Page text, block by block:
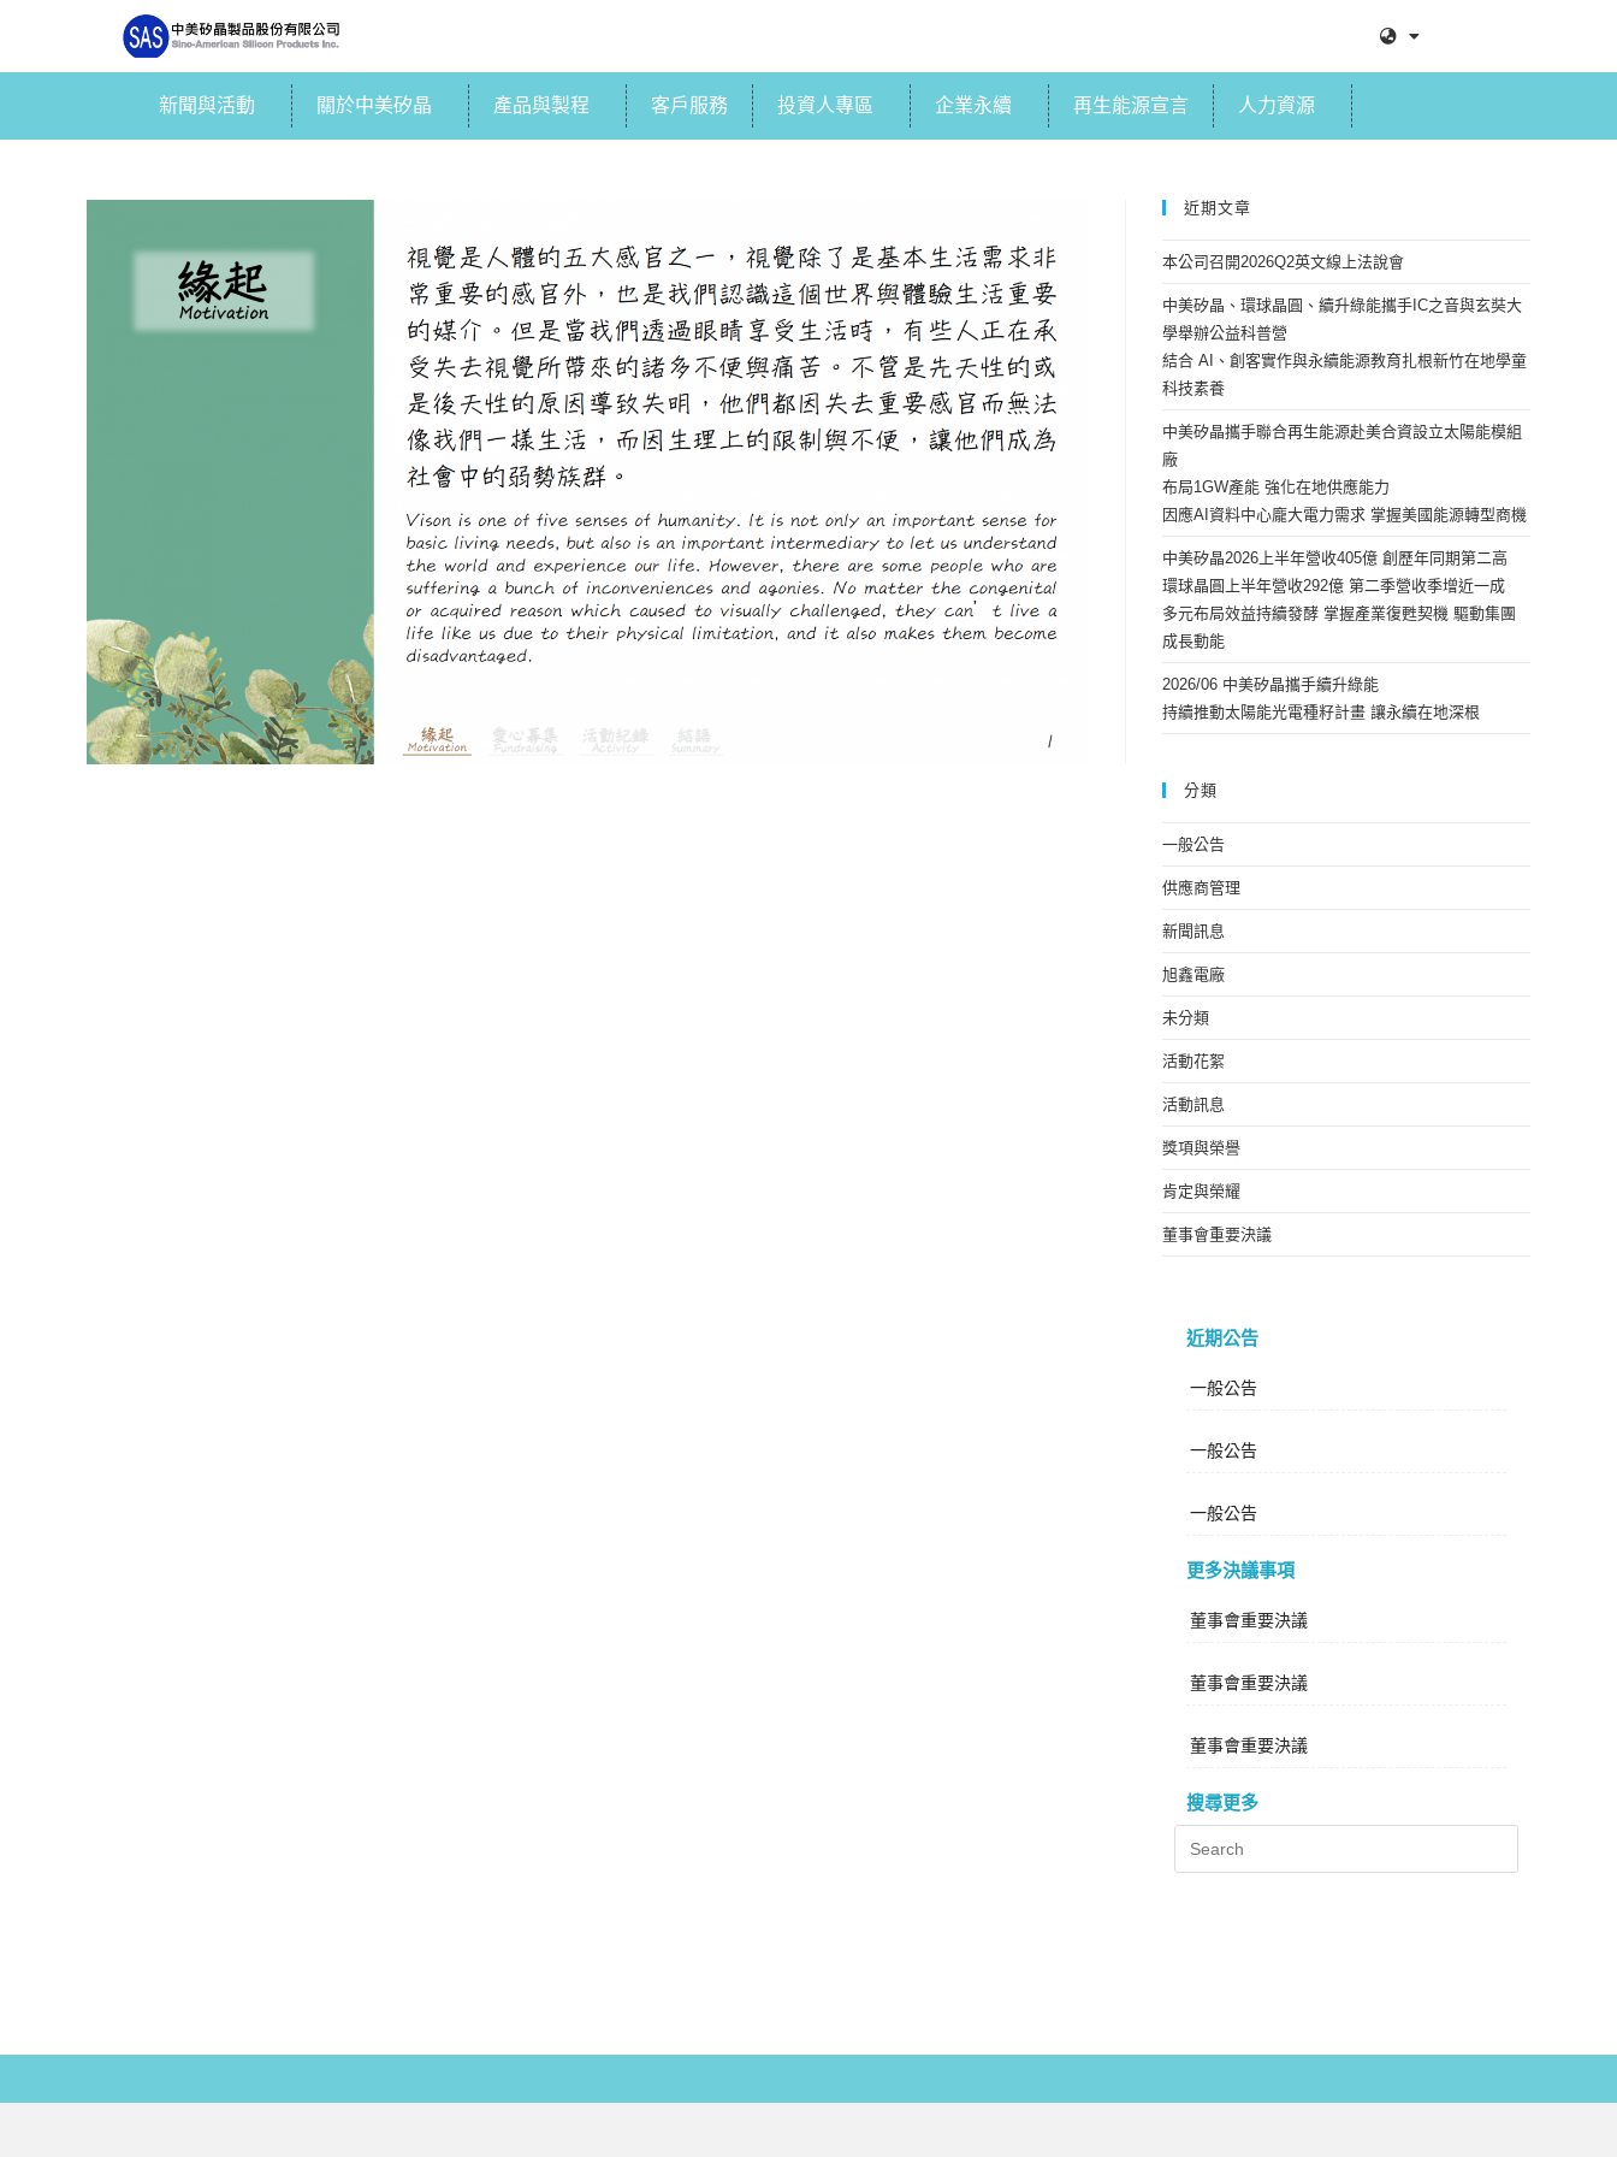
新聞與活動 關於中美矽晶 產品與製程 客戶服務 投資人專區 企業永續 再生能源宣言 人力資源
近期文章
本公司召開2026Q2英文線上法說會
中美矽晶、環球晶圓、續升綠能攜手IC之音與玄奘大
學舉辦公益科普營
結合 AI、創客實作與永續能源教育扎根新竹在地學童
科技素養
中美矽晶攜手聯合再生能源赴美合資設立太陽能模組
廠
布局1GW產能 強化在地供應能力
因應AI資料中心龐大電力需求 掌握美國能源轉型商機
中美矽晶2026上半年營收405億 創歷年同期第二高
環球晶圓上半年營收292億 第二季營收季增近一成
多元布局效益持續發酵 掌握產業復甦契機 驅動集團
成長動能
2026/06 中美矽晶攜手續升綠能
持續推動太陽能光電種籽計畫 讓永續在地深根
分類
一般公告
供應商管理
新聞訊息
旭鑫電廠
未分類
活動花絮
活動訊息
獎項與榮譽
肯定與榮耀
董事會重要決議
近期公告
一般公告
一般公告
一般公告
更多決議事項
董事會重要決議
董事會重要決議
董事會重要決議
搜尋更多